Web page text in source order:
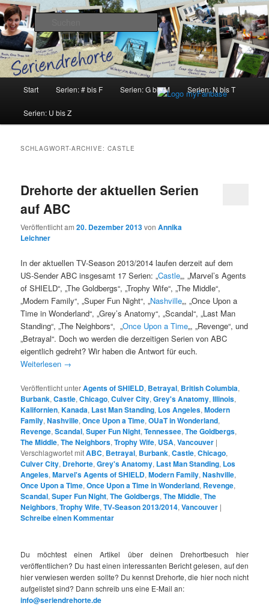
Zum
Inhalt
wechseln
Zum
sekundären
Inhalt
wechselnSeriendrehorte
Suchen
Start Serien: # bis F Serien: G bis M Serien: N bis T
Serien: U bis Z
SCHLAGWORT-ARCHIVE:CASTLE
Drehorte der aktuellen Serien
auf ABC
Veröffentlicht am20. Dezember 2013vonAnnika
Leichner
In der aktuellen TV-Season 2013/2014 laufen derzeit auf dem
US-Sender ABC insgesamt 17 Serien: „Castle„, „Marvel’s Agents
of SHIELD“, „The Goldbergs“, „Trophy Wife“, „The Middle“,
„Modern Family“, „Super Fun Night“, „Nashville„, „Once Upon a
Time in Wonderland“, „Grey’s Anatomy“, „Scandal“, „Last Man
Standing“, „The Neighbors“, „Once Upon a Time„, „Revenge“, und
„Betrayal“. Doch wo werden die derzeitigen Serien von ABC
eigentlich gedreht? Wir haben die Antwort für euch.
Weiterlesen →
Veröffentlicht unterAgents of SHIELD, Betrayal, British Columbia,
Burbank,Castle,Chicago,Culver City,Grey's Anatomy,Illinois,
Kalifornien,Kanada, Last Man Standing, Los Angeles,Modern
Family,Nashville,Once Upon a Time,OUaT in Wonderland,
Revenge,Scandal,Super Fun Night,Tennessee,The Goldbergs,
The Middle,The Neighbors,Trophy Wife, USA,Vancouver |
Verschlagwortet mitABC, Betrayal, Burbank,Castle,Chicago,
Culver City, Drehorte,Grey's Anatomy, Last Man Standing, Los
Angeles,Marvel's Agents of SHIELD,Modern Family,Nashville,
Once Upon a Time,Once Upon a Time in Wonderland, Revenge,
Scandal,Super Fun Night,The Goldbergs,The Middle,The
Neighbors,Trophy Wife,TV-Season 2013/2014,Vancouver |
Schreibe einen Kommentar
Du möchtest einen Artikel über deinen Drehortbesuch hier
veröffentlichen? Du hast einen interessanten Bericht gelesen, auf den
hier verwiesen werden sollte? Du kennst Drehorte, die hier noch nicht
aufgelistet sind? Dann schreib uns eine E-Mail an:
info@seriendrehorte.de